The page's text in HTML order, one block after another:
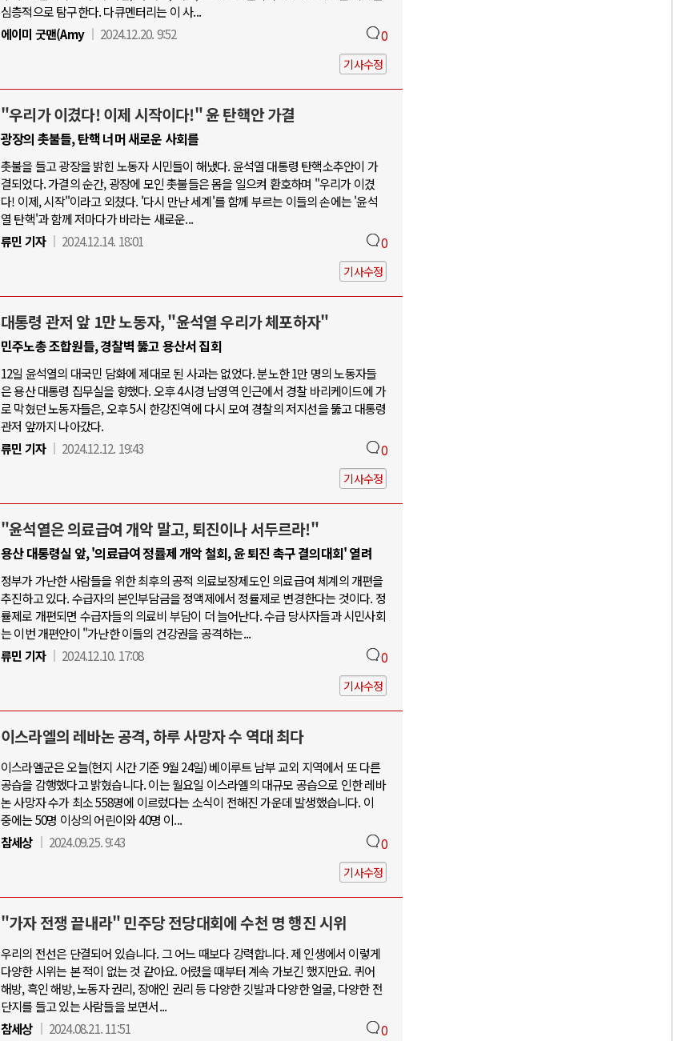
심층적으로 탐구한다. 다큐멘터리는 이 사...
에이미 굿맨(Amy
2024.12.20. 9:52 0
기사수정
"우리가 이겼다! 이제 시작이다!" 윤 탄핵안 가결
광장의 촛불들, 탄핵 너머 새로운 사회를
촛불을 들고 광장을 밝힌 노동자 시민들이 해냈다. 윤석열 대통령 탄핵소추안이 가
결되었다. 가결의 순간, 광장에 모인 촛불들은 몸을 일으켜 환호하며 "우리가 이겼
다! 이제, 시작"이라고 외쳤다. '다시 만난 세계'를 함께 부르는 이들의 손에는 '윤석
열 탄핵'과 함께 저마다가 바라는 새로운...
류민 기자
2024.12.14. 18:01 0
기사수정
대통령 관저 앞 1만 노동자, "윤석열 우리가 체포하자"
민주노총 조합원들, 경찰벽 뚫고 용산서 집회
12일 윤석열의 대국민 담화에 제대로 된 사과는 없었다. 분노한 1만 명의 노동자들
은 용산 대통령 집무실을 향했다. 오후 4시경 남영역 인근에서 경찰 바리케이드에 가
로 막혔던 노동자들은, 오후 5시 한강진역에 다시 모여 경찰의 저지선을 뚫고 대통령
관저 앞까지 나아갔다.
류민 기자
2024.12.12. 19:43 0
기사수정
"윤석열은 의료급여 개악 말고, 퇴진이나 서두르라!"
용산 대통령실 앞, '의료급여 정률제 개악 철회, 윤 퇴진 촉구 결의대회' 열려
정부가 가난한 사람들을 위한 최후의 공적 의료보장제도인 의료급여 체계의 개편을
추진하고 있다. 수급자의 본인부담금을 정액제에서 정률제로 변경한다는 것이다. 정
률제로 개편되면 수급자들의 의료비 부담이 더 늘어난다. 수급 당사자들과 시민사회
는 이번 개편안이 "가난한 이들의 건강권을 공격하는...
류민 기자
2024.12.10. 17:08 0
기사수정
이스라엘의 레바논 공격, 하루 사망자 수 역대 최다
이스라엘군은 오늘(현지 시간 기준 9월 24일) 베이루트 남부 교외 지역에서 또 다른
공습을 감행했다고 밝혔습니다. 이는 월요일 이스라엘의 대규모 공습으로 인한 레바
논 사망자 수가 최소 558명에 이르렀다는 소식이 전해진 가운데 발생했습니다. 이
중에는 50명 이상의 어린이와 40명 이...
참세상
2024.09.25. 9:43 0
기사수정
"가자 전쟁 끝내라" 민주당 전당대회에 수천 명 행진 시위
우리의 전선은 단결되어 있습니다. 그 어느 때보다 강력합니다. 제 인생에서 이렇게
다양한 시위는 본 적이 없는 것 같아요. 어렸을 때부터 계속 가보긴 했지만요. 퀴어
해방, 흑인 해방, 노동자 권리, 장애인 권리 등 다양한 깃발과 다양한 얼굴, 다양한 전
단지를 들고 있는 사람들을 보면서...
참세상
2024.08.21. 11:51 0